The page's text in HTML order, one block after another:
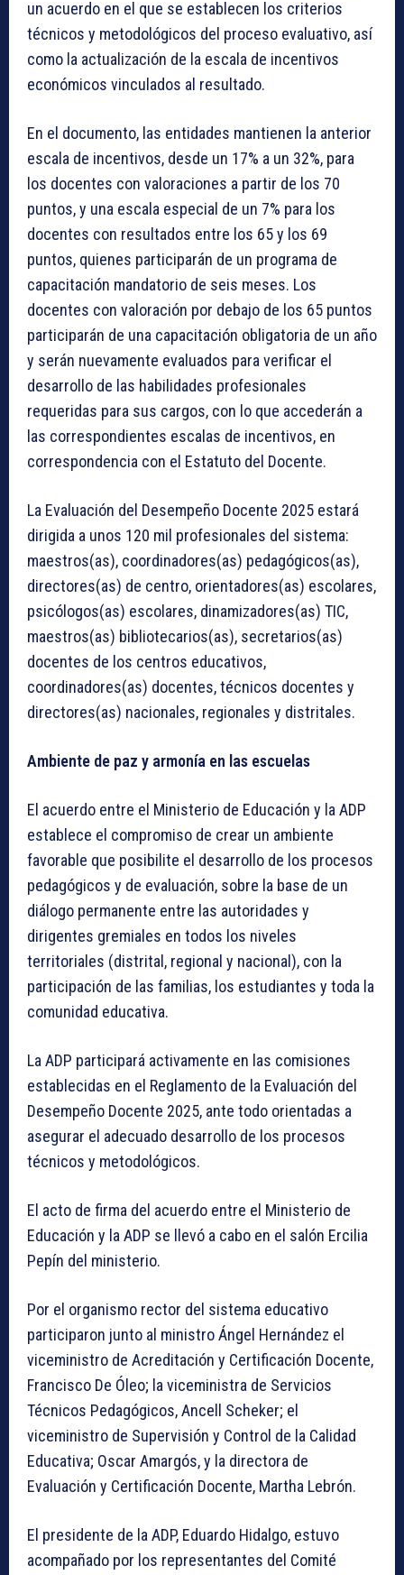
un acuerdo en el que se establecen los criterios
técnicos y metodológicos del proceso evaluativo, así
como la actualización de la escala de incentivos
económicos vinculados al resultado.
En el documento, las entidades mantienen la anterior
escala de incentivos, desde un 17% a un 32%, para
los docentes con valoraciones a partir de los 70
puntos, y una escala especial de un 7% para los
docentes con resultados entre los 65 y los 69
puntos, quienes participarán de un programa de
capacitación mandatorio de seis meses. Los
docentes con valoración por debajo de los 65 puntos
participarán de una capacitación obligatoria de un año
y serán nuevamente evaluados para verificar el
desarrollo de las habilidades profesionales
requeridas para sus cargos, con lo que accederán a
las correspondientes escalas de incentivos, en
correspondencia con el Estatuto del Docente.
La Evaluación del Desempeño Docente 2025 estará
dirigida a unos 120 mil profesionales del sistema:
maestros(as), coordinadores(as) pedagógicos(as),
directores(as) de centro, orientadores(as) escolares,
psicólogos(as) escolares, dinamizadores(as) TIC,
maestros(as) bibliotecarios(as), secretarios(as)
docentes de los centros educativos,
coordinadores(as) docentes, técnicos docentes y
directores(as) nacionales, regionales y distritales.
Ambiente de paz y armonía en las escuelas
El acuerdo entre el Ministerio de Educación y la ADP
establece el compromiso de crear un ambiente
favorable que posibilite el desarrollo de los procesos
pedagógicos y de evaluación, sobre la base de un
diálogo permanente entre las autoridades y
dirigentes gremiales en todos los niveles
territoriales (distrital, regional y nacional), con la
participación de las familias, los estudiantes y toda la
comunidad educativa.
La ADP participará activamente en las comisiones
establecidas en el Reglamento de la Evaluación del
Desempeño Docente 2025, ante todo orientadas a
asegurar el adecuado desarrollo de los procesos
técnicos y metodológicos.
El acto de firma del acuerdo entre el Ministerio de
Educación y la ADP se llevó a cabo en el salón Ercilia
Pepín del ministerio.
Por el organismo rector del sistema educativo
participaron junto al ministro Ángel Hernández el
viceministro de Acreditación y Certificación Docente,
Francisco De Óleo; la viceministra de Servicios
Técnicos Pedagógicos, Ancell Scheker; el
viceministro de Supervisión y Control de la Calidad
Educativa; Oscar Amargós, y la directora de
Evaluación y Certificación Docente, Martha Lebrón.
El presidente de la ADP, Eduardo Hidalgo, estuvo
acompañado por los representantes del Comité